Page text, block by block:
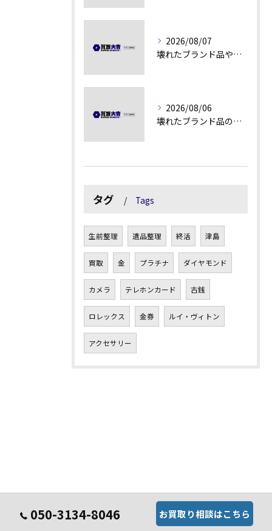
2026/08/07
壊れたブランド品や古物の価値を見極める秘訣
2026/08/06
壊れたブランド品の価値を見極める技術とは
タグ Tags
生前整理 遺品整理 終活 津島
買取 金 プラチナ ダイヤモンド
カメラ テレホンカード 古銭
ロレックス 金券 ルイ・ヴィトン
アクセサリー
050-3134-8046 お買取り相談はこちら